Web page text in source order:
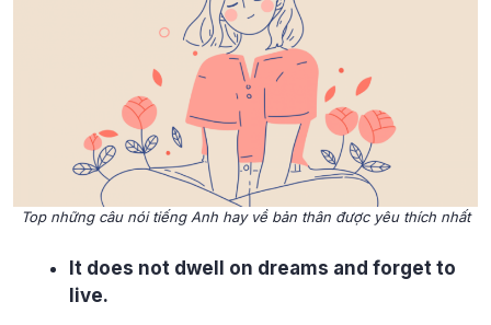
Top những câu nói tiếng Anh hay về bản thân được yêu thích nhất
It does not dwell on dreams and forget to
live.